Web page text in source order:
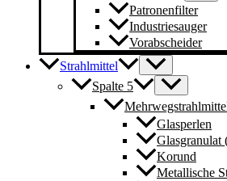
Patronenfilter
Industriesauger
Vorabscheider
Strahlmittel
Spalte 5
Glasperlen
Glasgranulat
Korund
Metallische